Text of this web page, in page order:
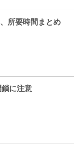
所要時間まとめ
に注意